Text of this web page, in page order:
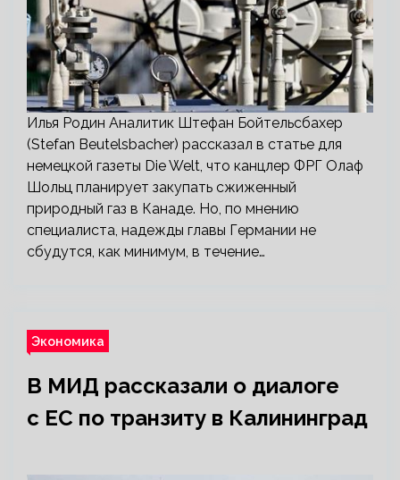
Илья Родин Аналитик Штефан Бойтельсбахер
(Stefan Beutelsbacher) рассказал в статье для
немецкой газеты Die Welt, что канцлер ФРГ Олаф
Шольц планирует закупать сжиженный
природный газ в Канаде. Но, по мнению
специалиста, надежды главы Германии не
сбудутся, как минимум, в течение…
Экономика
В МИД рассказали о диалоге
с ЕС по транзиту в Калининград